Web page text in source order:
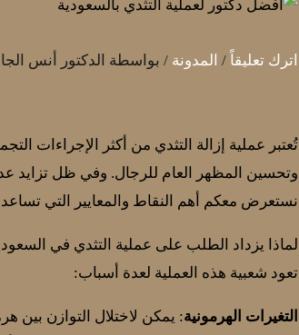
اترك تعليقاً / المدونة / بواسطة الدكتور أنس
تُعتبر عملية إزالة التثدي من أكثر الإجراءات
وتحسين المظهر العام للرجال. وفي ظل تزايد
نستعرض معكم أهم النقاط والمعايير التي
لماذا يزداد الطلب على عملية التثدي في
تعود شعبية هذه العملية لعدة أسباب:
التغيرات الهرمونية: يمكن لاختلال التوازن